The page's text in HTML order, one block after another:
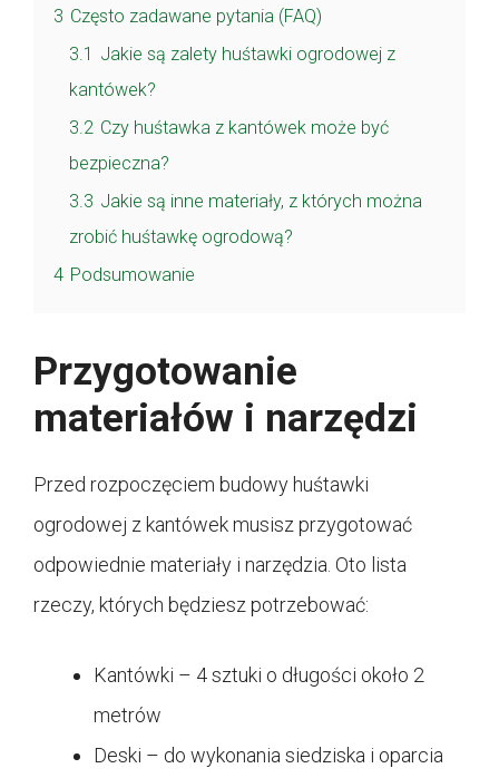
3 Często zadawane pytania (FAQ)
3.1 Jakie są zalety huśtawki ogrodowej z
kantówek?
3.2 Czy huśtawka z kantówek może być
bezpieczna?
3.3 Jakie są inne materiały, z których można
zrobić huśtawkę ogrodową?
4 Podsumowanie
Przygotowanie
materiałów i narzędzi
Przed rozpoczęciem budowy huśtawki
ogrodowej z kantówek musisz przygotować
odpowiednie materiały i narzędzia. Oto lista
rzeczy, których będziesz potrzebować:
Kantówki – 4 sztuki o długości około 2
metrów
Deski – do wykonania siedziska i oparcia